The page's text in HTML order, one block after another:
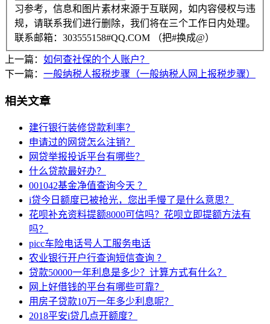
习参考，信息和图片素材来源于互联网，如内容侵权与违
规，请联系我们进行删除，我们将在三个工作日内处理。
联系邮箱：303555158#QQ.COM （把#换成@）
上一篇： 如何查社保的个人账户？
下一篇： 一般纳税人报税步骤（一般纳税人网上报税步骤）
相关文章
建行银行装修贷款利率？
申请过的网贷怎么注销？
网贷举报投诉平台有哪些？
什么贷款最好办？
001042基金净值查询今天 ？
i贷今日额度已被抢光，您出手慢了是什么意思？
花呗补充资料提额8000可信吗？花呗立即提额方法有
吗？
picc车险电话号人工服务电话
农业银行开户行查询短信查询 ？
贷款50000一年利息是多少？计算方式有什么？
网上好借钱的平台有哪些可靠？
用房子贷款10万一年多少利息呢？
2018平安i贷几点开额度？